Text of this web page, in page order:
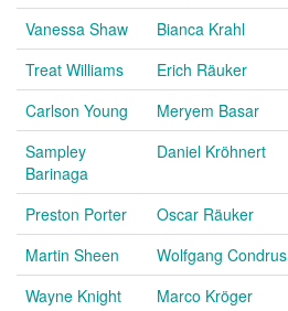
Vanessa Shaw Bianca Krahl
Treat Williams
Erich Räuker
Carlson Young
Meryem Basar
Sampley
Barinaga
Daniel Kröhnert
Preston Porter Oscar Räuker
Martin Sheen
Wolfgang Condrus
Wayne Knight
Marco Kröger